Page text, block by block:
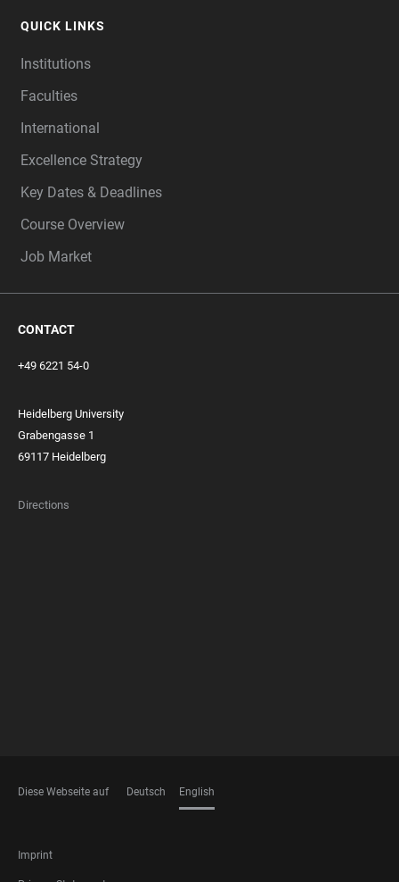
QUICK LINKS
Institutions
Faculties
International
Excellence Strategy
Key Dates & Deadlines
Course Overview
Job Market
CONTACT
+49 6221 54-0
Heidelberg University
Grabengasse 1
69117 Heidelberg
Directions
Diese Webseite auf Deutsch English
FOOTER
LEGAL
Imprint